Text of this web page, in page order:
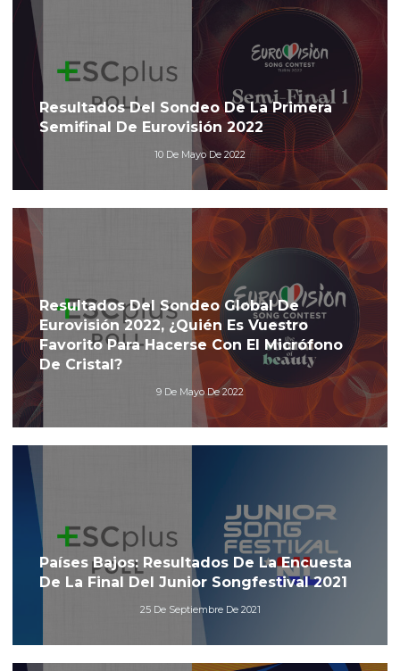
Resultados Del Sondeo De La Primera
Semifinal De Eurovisión 2022
10 De Mayo De 2022
Resultados Del Sondeo Global De
Eurovisión 2022, ¿Quién Es Vuestro
Favorito Para Hacerse Con El Micrófono
De Cristal?
9 De Mayo De 2022
Países Bajos: Resultados De La Encuesta
De La Final Del Junior Songfestival 2021
25 De Septiembre De 2021